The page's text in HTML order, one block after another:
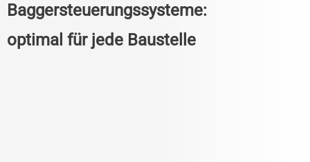
MOBA Gruppe
Baggersteuerungssysteme:
optimal für jede Baustelle